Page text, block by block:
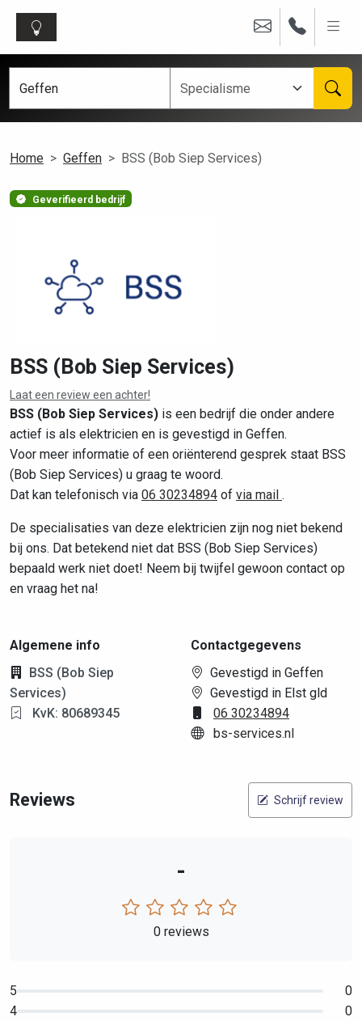
Home Geffen BSS (Bob Siep Services)
Geverifieerd bedrijf
BSS (Bob Siep Services)
Laat een review een achter!
BSS (Bob Siep Services) is een bedrijf die onder andere
actief is als elektricien en is gevestigd in Geffen.
Voor meer informatie of een oriënterend gesprek staat BSS
(Bob Siep Services) u graag te woord.
Dat kan telefonisch via 06 30234894 of via mail .
De specialisaties van deze elektricien zijn nog niet bekend
bij ons. Dat betekend niet dat BSS (Bob Siep Services)
bepaald werk niet doet! Neem bij twijfel gewoon contact op
en vraag het na!
Algemene info
BSS (Bob Siep
Services)
KvK: 80689345
Contactgegevens
Gevestigd in Geffen
Gevestigd in Elst gld
06 30234894
bs-services.nl
Reviews Schrijf review
-
0 reviews
5
0
4
0